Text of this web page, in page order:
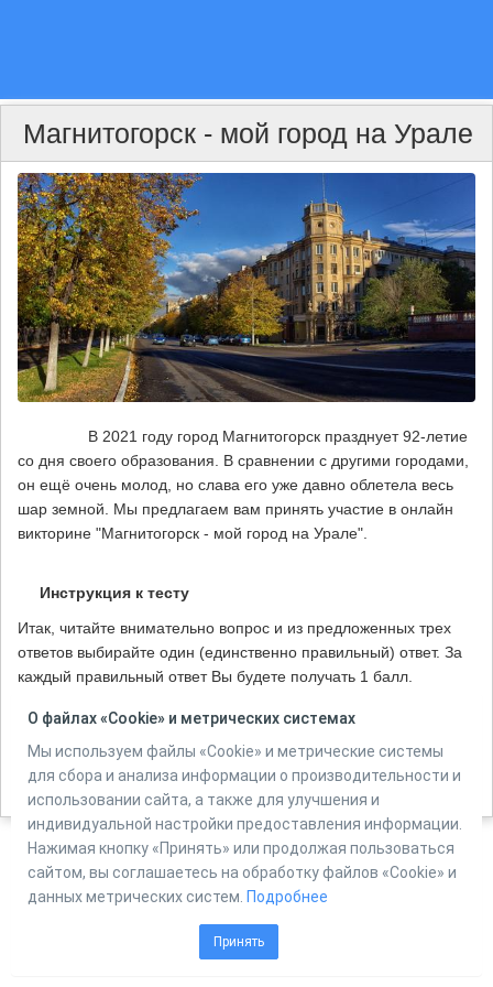
Магнитогорск - мой город на Урале
В 2021 году город Магнитогорск празднует 92-летие
со дня своего образования. В сравнении с другими городами,
он ещё очень молод, но слава его уже давно облетела весь
шар земной. Мы предлагаем вам принять участие в онлайн
викторине "Магнитогорск - мой город на Урале".
Инструкция к тесту
Итак, читайте внимательно вопрос и из предложенных трех
ответов выбирайте один (единственно правильный) ответ. За
каждый правильный ответ Вы будете получать 1 балл.
Количество вопросов в тесте:20
Powered by
Online Test Pad
О файлах «Cookie» и метрических системах
Мы используем файлы «Cookie» и метрические системы
для сбора и анализа информации о производительности и
использовании сайта, а также для улучшения и
индивидуальной настройки предоставления информации.
Нажимая кнопку «Принять» или продолжая пользоваться
сайтом, вы соглашаетесь на обработку файлов «Cookie» и
данных метрических систем. Подробнее
Принять